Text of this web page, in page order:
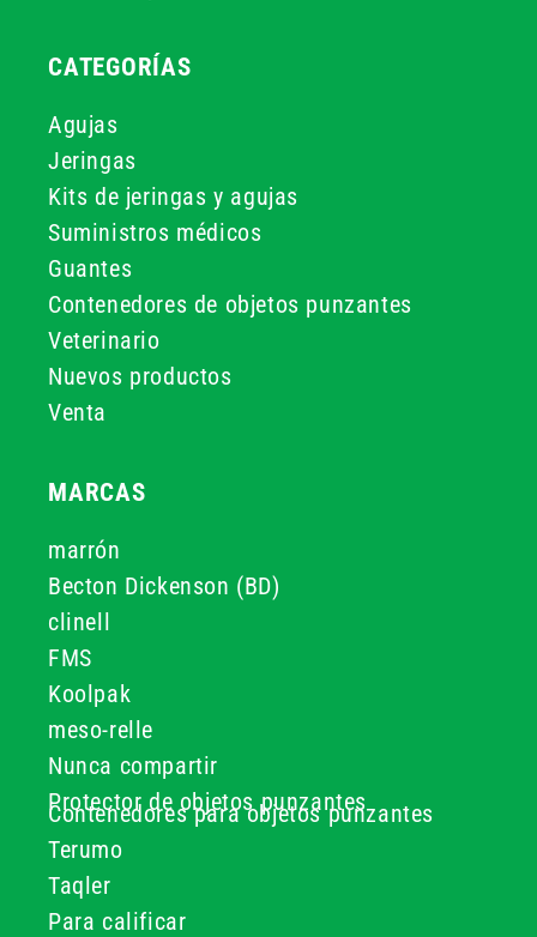
CATEGORÍAS
Agujas
Jeringas
Kits de jeringas y agujas
Suministros médicos
Guantes
Contenedores de objetos punzantes
Veterinario
Nuevos productos
Venta
MARCAS
marrón
Becton Dickenson (BD)
clinell
FMS
Koolpak
meso-relle
Nunca compartir
Protector de objetos punzantes
Contenedores para objetos punzantes
Terumo
Taqler
Para calificar